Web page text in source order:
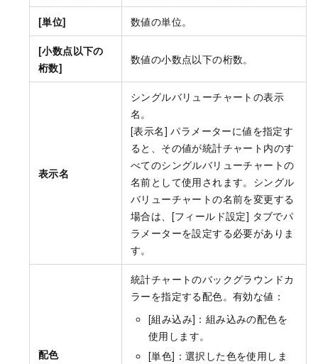
[単位] 数値の単位。
[小数点以下の
桁数]
数値の小数点以下の桁数。
表示名
シングルバリューチャートの表示
名。
[表示名] パラメーターに値を指定す
ると、その値が統計チャート内のす
べてのシングルバリューチャートの
名前として使用されます。シングル
バリューチャートの名前を変更する
場合は、[フィールド設定] タブでパ
ラメーターを設定する必要がありま
す。
配色
統計チャートのバックグラウンドカ
ラーを指定する配色。有効な値：
[組み込み]：組み込みの配色を
使用します。
[単色]：選択した色を使用しま